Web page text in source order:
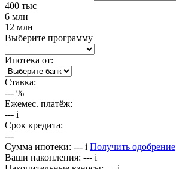
400 тыс
6 млн
12 млн
Выберите программу
Ипотека от:
Ставка:
--- %
Ежемес. платёж:
--- i
Срок кредита:
---
Сумма ипотеки: --- i Получить одобрение
Ваши накопления: --- i